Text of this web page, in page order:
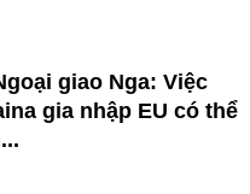
giao Nga: Việc
gia nhập EU có thể